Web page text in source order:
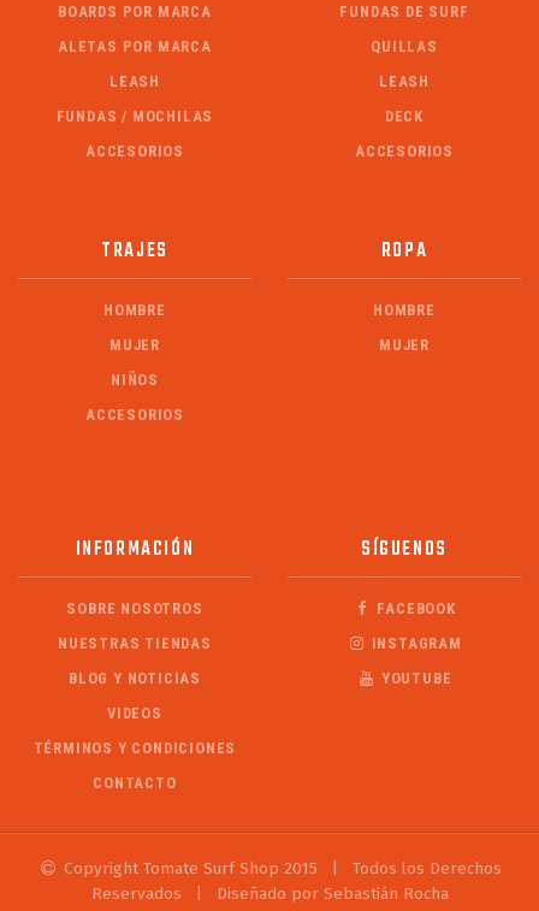
BOARDS POR MARCA
ALETAS POR MARCA
LEASH
FUNDAS / MOCHILAS
ACCESORIOS
FUNDAS DE SURF
QUILLAS
LEASH
DECK
ACCESORIOS
TRAJES
HOMBRE
MUJER
NIÑOS
ACCESORIOS
ROPA
HOMBRE
MUJER
INFORMACIÓN
SOBRE NOSOTROS
NUESTRAS TIENDAS
BLOG Y NOTICIAS
VIDEOS
TÉRMINOS Y CONDICIONES
CONTACTO
SÍGUENOS
FACEBOOK
INSTAGRAM
YOUTUBE
Copyright Tomate Surf Shop 2015
Todos los Derechos
Reservados
Diseñado por Sebastián Rocha